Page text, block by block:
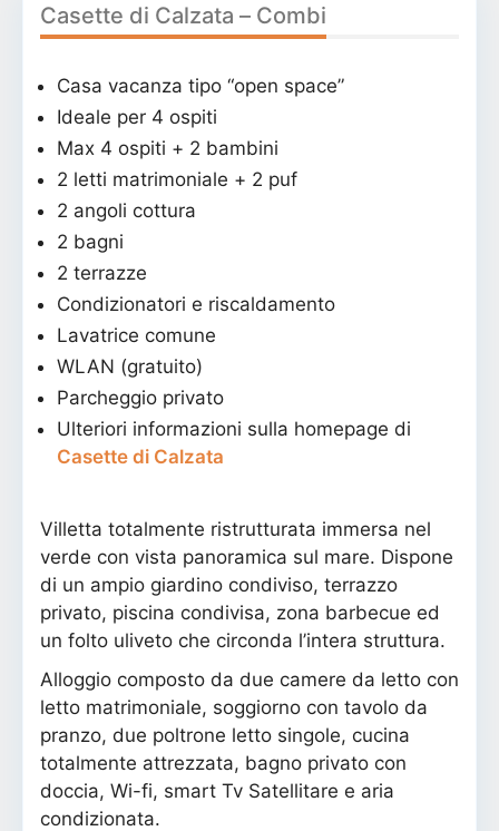
Casette di Calzata – Combi
Casa vacanza tipo “open space”
Ideale per 4 ospiti
Max 4 ospiti + 2 bambini
2 letti matrimoniale + 2 puf
2 angoli cottura
2 bagni
2 terrazze
Condizionatori e riscaldamento
Lavatrice comune
WLAN (gratuito)
Parcheggio privato
Ulteriori informazioni sulla homepage di
Casette di Calzata
Villetta totalmente ristrutturata immersa nel
verde con vista panoramica sul mare. Dispone
di un ampio giardino condiviso, terrazzo
privato, piscina condivisa, zona barbecue ed
un folto uliveto che circonda l’intera struttura.
Alloggio composto da due camere da letto con
letto matrimoniale, soggiorno con tavolo da
pranzo, due poltrone letto singole, cucina
totalmente attrezzata, bagno privato con
doccia, Wi-fi, smart Tv Satellitare e aria
condizionata.